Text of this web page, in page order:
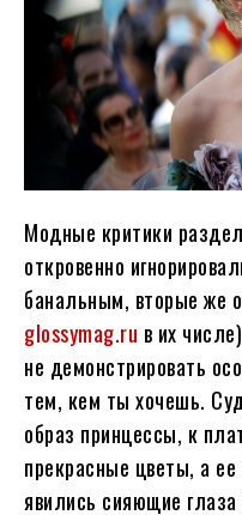
Модные критики
откровенно
банальным, вторые же
glossymag.ru в их
не демонстрировать
тем, кем ты хочешь.
образ принцессы, к
прекрасные цветы, а
явились сияющие